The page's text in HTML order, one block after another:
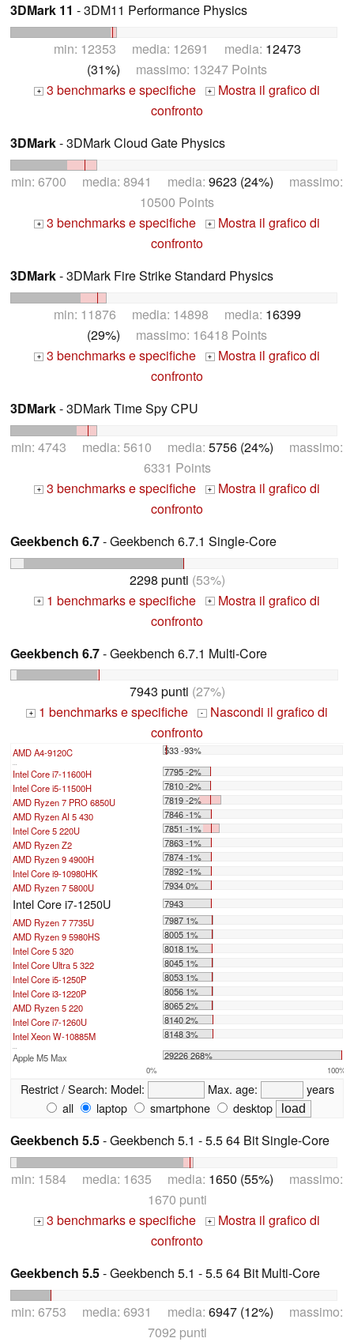
3DMark 11 - 3DM11 Performance Physics
min: 12353 media: 12691 media: 12473
(31%) massimo: 13247 Points
+ 3 benchmarks e specifiche + Mostra il grafico di
confronto
3DMark- 3DMark Cloud Gate Physics
min: 6700 media: 8941 media: 9623 (24%) massimo:
10500 Points
+ 3 benchmarks e specifiche + Mostra il grafico di
confronto
3DMark- 3DMark Fire Strike Standard Physics
min: 11876 media: 14898 media: 16399
(29%) massimo: 16418 Points
+ 3 benchmarks e specifiche + Mostra il grafico di
confronto
3DMark- 3DMark Time Spy CPU
min: 4743 media: 5610 media: 5756 (24%) massimo:
6331 Points
+ 3 benchmarks e specifiche + Mostra il grafico di
confronto
Geekbench 6.7- Geekbench 6.7.1 Single-Core
2298 punti (53%)
+ 1 benchmarks e specifiche + Mostra il grafico di
confronto
Geekbench 6.7- Geekbench 6.7.1 Multi-Core
7943 punti (27%)
+ 1 benchmarks e specifiche - Nascondi il grafico di
confronto
AMD A4-9120C 533 -93%
...
Intel Core i7-11600H
7795 -2%
Intel Core i5-11500H
7810 -2%
AMD Ryzen 7 PRO 6850U
7819 -2%
AMD Ryzen AI 5 430
7846 -1%
Intel Core 5 220U
7851 -1%
AMD Ryzen Z2
7863 -1%
AMD Ryzen 9 4900H
7874 -1%
Intel Core i9-10980HK
7892 -1%
AMD Ryzen 7 5800U
7934 0%
Intel Core i7-1250U
7943
AMD Ryzen 7 7735U
7987 1%
AMD Ryzen 9 5980HS
8005 1%
Intel Core 5 320
8018 1%
Intel Core Ultra 5 322
8045 1%
Intel Core i5-1250P
8053 1%
Intel Core i3-1220P
8056 1%
AMD Ryzen 5 220
8065 2%
Intel Core i7-1260U
8140 2%
Intel Xeon W-10885M
8148 3%
...
Apple M5 Max 29226 268%
0% 100%
Restrict / Search: Model: Max. age:
years
all
laptop smartphone desktop
Geekbench 5.5- Geekbench 5.1 - 5.5 64 Bit Single-Core
min: 1584 media: 1635 media: 1650 (55%) massimo:
1670 punti
+ 3 benchmarks e specifiche + Mostra il grafico di
confronto
Geekbench 5.5- Geekbench 5.1 - 5.5 64 Bit Multi-Core
min: 6753 media: 6931 media: 6947 (12%) massimo:
7092 punti